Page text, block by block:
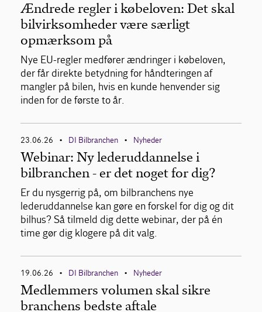
Ændrede regler i købeloven: Det skal
bilvirksomheder være særligt
opmærksom på
Nye EU-regler medfører ændringer i købeloven,
der får direkte betydning for håndteringen af
mangler på bilen, hvis en kunde henvender sig
inden for de første to år.
23.06.26 • DI Bilbranchen • Nyheder
Webinar: Ny lederuddannelse i
bilbranchen - er det noget for dig?
Er du nysgerrig på, om bilbranchens nye
lederuddannelse kan gøre en forskel for dig og dit
bilhus? Så tilmeld dig dette webinar, der på én
time gør dig klogere på dit valg.
19.06.26 • DI Bilbranchen • Nyheder
Medlemmers volumen skal sikre
branchens bedste aftale